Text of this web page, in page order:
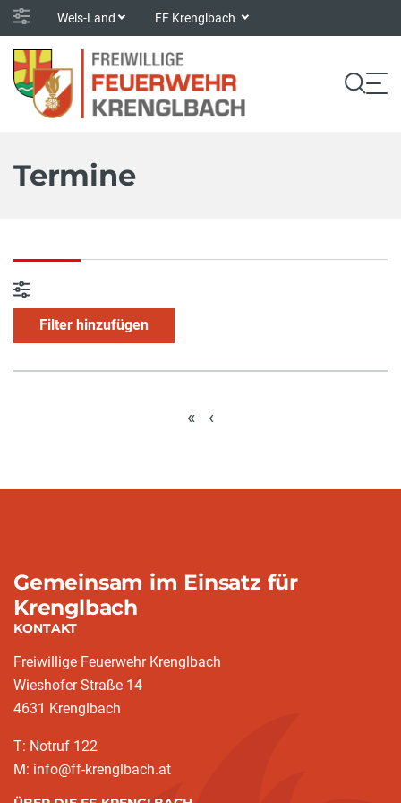
Wels-Land FF Krenglbach
Termine
Filter hinzufügen
« ‹
Gemeinsam im Einsatz für
Krenglbach
KONTAKT
Freiwillige Feuerwehr Krenglbach
Wieshofer Straße 14
4631 Krenglbach
T: Notruf 122
M: info@ff-krenglbach.at